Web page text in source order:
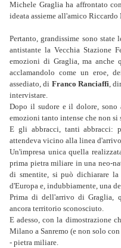
Michele Graglia ha affrontato
ideata assieme all'amico
Pertanto, grandissime sono
antistante la Vecchia Stazione
emozioni di Graglia, ma
acclamandolo come un eroe,
assediato, di Franco Ranciaffi,
intervistare.
Dopo il sudore e il dolore,
emozioni tanto intense che non si
E gli abbracci, tanti abbracci:
attendeva vicino alla linea
Un'impresa unica quella
prima pietra miliare in una neo-
di smentite, si può dichiarare
d'Europa e, indubbiamente, una
Prima di dell'arrivo di Graglia,
ancora territorio sconosciuto.
E adesso, con la dimostrazione
Milano a Sanremo (e non solo
- pietra miliare.